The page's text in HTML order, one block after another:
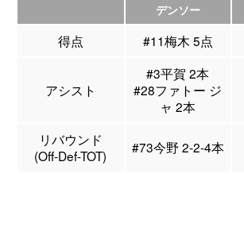
デンソー
得点 #11梅木 5点
アシスト
#3平賀 2本
#28ファトー ジ
ャ 2本
リバウンド
(Off-Def-TOT)
#73今野 2-2-4本